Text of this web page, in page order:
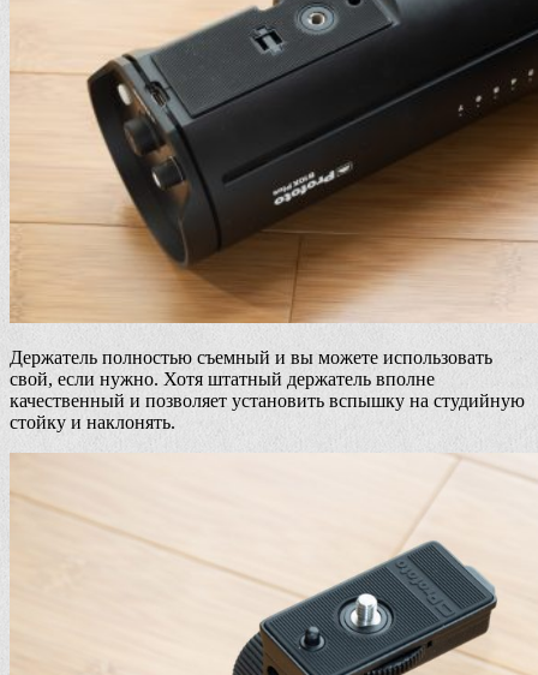
Держатель полностью съемный и вы можете использовать
свой, если нужно. Хотя штатный держатель вполне
качественный и позволяет установить вспышку на студийную
стойку и наклонять.